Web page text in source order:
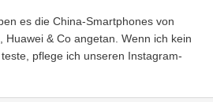
es die China-Smartphones von
Huawei & Co angetan. Wenn ich kein
pflege ich unseren Instagram-